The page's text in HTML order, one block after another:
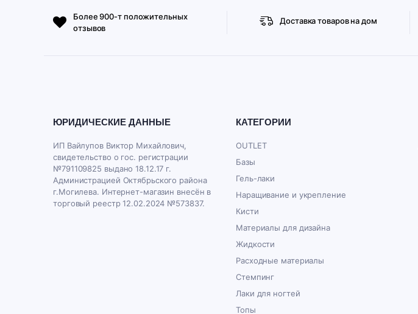
Более 900-т положительных
отзывов
Доставка товаров на дом
ЮРИДИЧЕСКИЕ ДАННЫЕ
ИП Вайлупов Виктор Михайлович,
свидетельство о гос. регистрации
№791109825 выдано 18.12.17 г.
Администрацией Октябрьского района
г.Могилева. Интернет-магазин внесён в
торговый реестр 12.02.2024 №573837.
КАТЕГОРИИ
OUTLET
Базы
Гель-лаки
Наращивание и укрепление
Кисти
Материалы для дизайна
Жидкости
Расходные материалы
Стемпинг
Лаки для ногтей
Топы